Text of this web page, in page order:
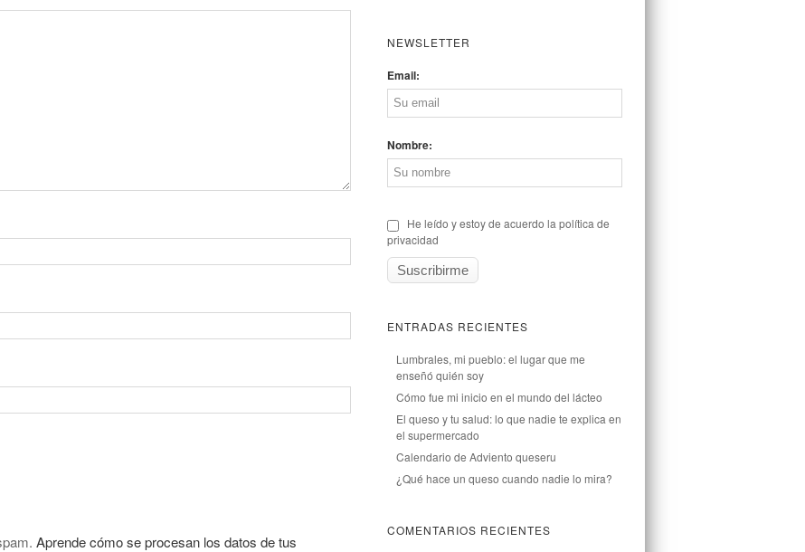
Aprende cómo se procesan los datos de tus
NEWSLETTER
Email:
Nombre:
He leído y estoy de acuerdo la política de
privacidad
ENTRADAS RECIENTES
Lumbrales, mi pueblo: el lugar que me
enseñó quién soy
Cómo fue mi inicio en el mundo del lácteo
El queso y tu salud: lo que nadie te explica en
el supermercado
Calendario de Adviento queseru
¿Qué hace un queso cuando nadie lo mira?
COMENTARIOS RECIENTES